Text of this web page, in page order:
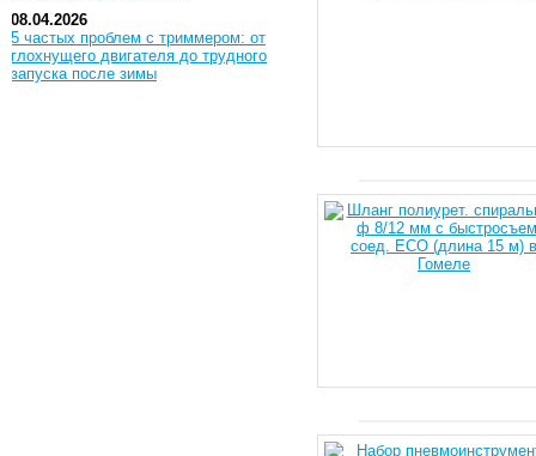
08.04.2026
5 частых проблем с триммером: от
глохнущего двигателя до трудного
запуска после зимы